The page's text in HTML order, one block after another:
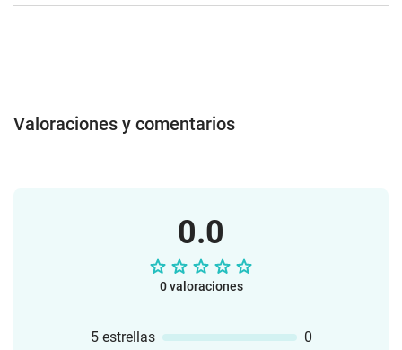
fomentar el desarrollo cognitivo de
el nivel de habilidad o las áreas de
aprendizaje es efectivo cuando es
divertido y atractivo. Este pack está lleno
de actividades que hacen que el proceso
de aprendizaje sea interactivo y
Valoraciones y comentarios
0.0
0 valoraciones
5 estrellas
0